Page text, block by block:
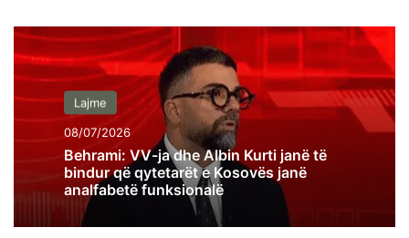
Lajme
08/07/2026
Behrami: VV-ja dhe Albin Kurti janë të
bindur që qytetarët e Kosovës janë
analfabetë funksionalë